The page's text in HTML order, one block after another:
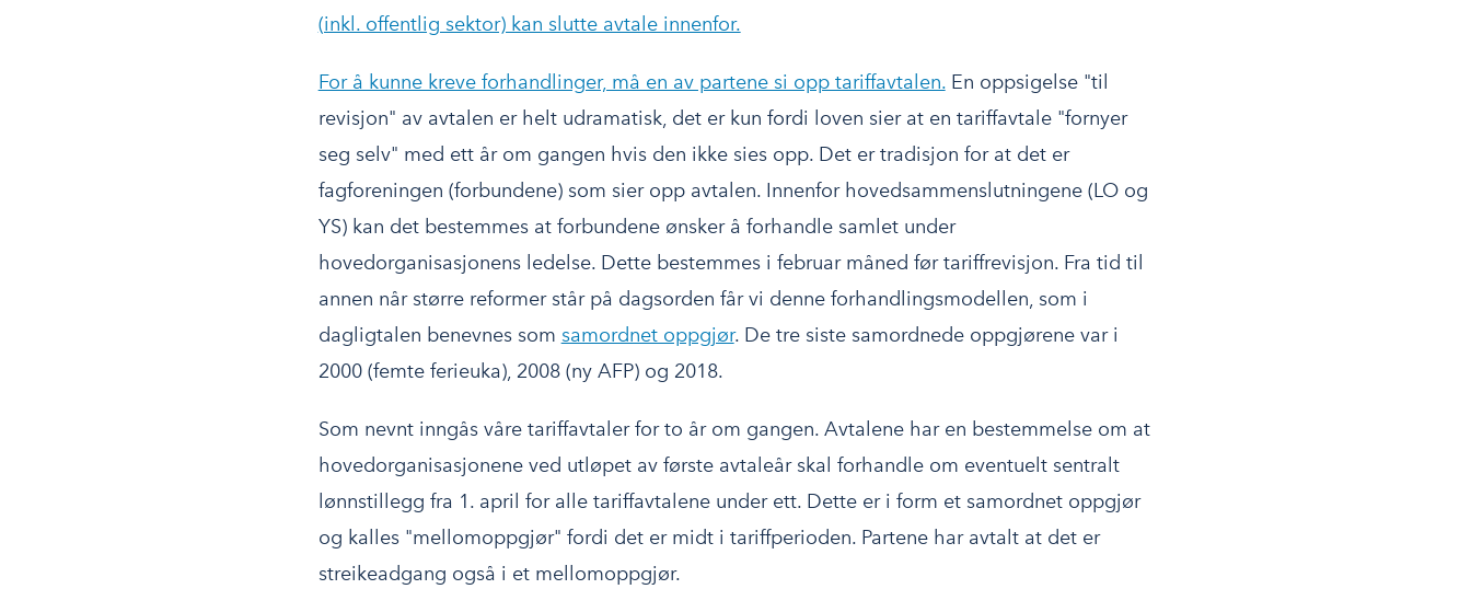
(inkl. offentlig sektor) kan slutte avtale innenfor.
For å kunne kreve forhandlinger, må en av partene si opp tariffavtalen.En oppsigelse "til
revisjon" av avtalen er helt udramatisk, det er kun fordi loven sier at en tariffavtale "fornyer
seg selv" med ett år om gangen hvis den ikke sies opp. Det er tradisjon for at det er
fagforeningen (forbundene) som sier opp avtalen. Innenfor hovedsammenslutningene (LO og
YS) kan det bestemmes at forbundene ønsker å forhandle samlet under
hovedorganisasjonens ledelse. Dette bestemmes i februar måned før tariffrevisjon. Fra tid til
annen når større reformer står på dagsorden får vi denne forhandlingsmodellen, som i
dagligtalen benevnes som samordnet oppgjør. De tre siste samordnede oppgjørene var i
2000 (femte ferieuka), 2008 (ny AFP) og 2018.
Som nevnt inngås våre tariffavtaler for to år om gangen. Avtalene har en bestemmelse om at
hovedorganisasjonene ved utløpet av første avtaleår skal forhandle om eventuelt sentralt
lønnstillegg fra 1. april for alle tariffavtalene under ett. Dette er i form et samordnet oppgjør
og kalles "mellomoppgjør" fordi det er midt i tariffperioden. Partene har avtalt at det er
streikeadgang også i et mellomoppgjør.